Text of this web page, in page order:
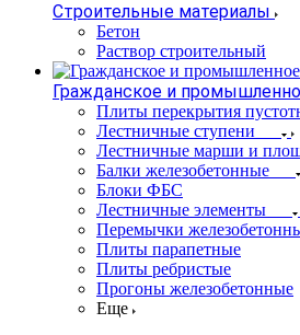
Строительные материалы
Бетон
Раствор строительный
Гражданское и
Плиты перекрытия
Лестничные ступени
Лестничные марши и
Балки железобетонные
Блоки ФБС
Лестничные элементы
Перемычки
Плиты парапетные
Плиты ребристые
Прогоны железобетонные
Еще